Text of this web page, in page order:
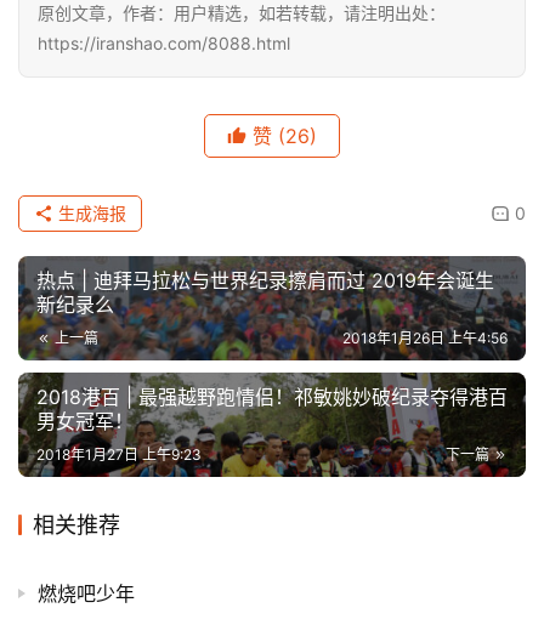
原创文章，作者：用户精选，如若转载，请注明出处：
https://iranshao.com/8088.html
赞 (26)
0
生成海报
热点 | 迪拜马拉松与世界纪录擦肩而过 2019年会诞生
新纪录么
上一篇 2018年1月26日 上午4:56
2018港百 | 最强越野跑情侣！祁敏姚妙破纪录夺得港百
男女冠军！
下一篇
2018年1月27日 上午9:23
相关推荐
燃烧吧少年